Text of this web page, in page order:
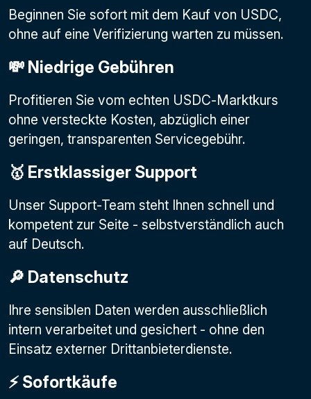
Beginnen Sie sofort mit dem Kauf von USDC,
ohne auf eine Verifizierung warten zu müssen.
💸 Niedrige Gebühren
Profitieren Sie vom echten USDC-Marktkurs
ohne versteckte Kosten, abzüglich einer
geringen, transparenten Servicegebühr.
🥇 Erstklassiger Support
Unser Support-Team steht Ihnen schnell und
kompetent zur Seite - selbstverständlich auch
auf Deutsch.
🔎 Datenschutz
Ihre sensiblen Daten werden ausschließlich
intern verarbeitet und gesichert - ohne den
Einsatz externer Drittanbieterdienste.
⚡️ Sofortkäufe